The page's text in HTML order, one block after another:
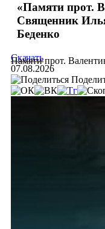
«Памяти прот.
Священник
Беденко
Памяти прот.
Скачать
07.08.2026